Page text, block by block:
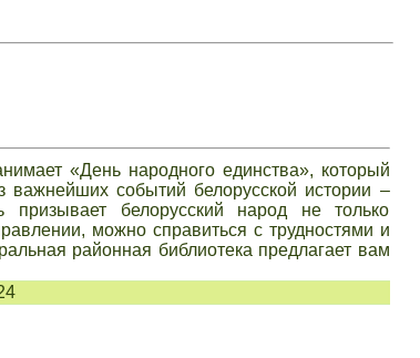
«День народного единства», который
важнейших событий белорусской истории –
белорусский народ не только
можно справиться с трудностями и
районная библиотека предлагает вам